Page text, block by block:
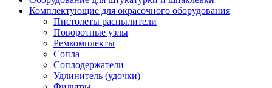
Комплектующие для окрасочного оборудования
Пистолеты распылители
Поворотные узлы
Ремкомплекты
Сопла
Соплодержатели
Удлинитель (удочки)